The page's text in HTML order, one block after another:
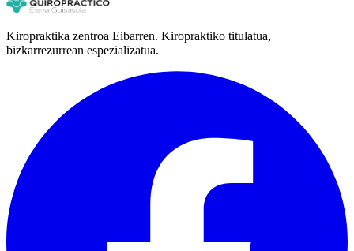
Kiropraktika zentroa Eibarren. Kiropraktiko titulatua,
bizkarrezurrean espezializatua.